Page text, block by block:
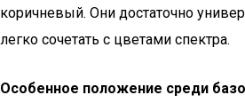
коричневый. Они достаточно
легко сочетать с цветами спектра.
Особенное положение среди